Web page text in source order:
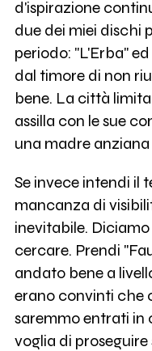
d'ispirazione
due dei miei dischi
periodo: "L'Erba"
dal timore di non
bene. La città
assilla con le sue
una madre
Se invece intendi il
mancanza di
inevitabile.
cercare. Prendi
andato bene a
erano convinti che
saremmo entrati in
voglia di